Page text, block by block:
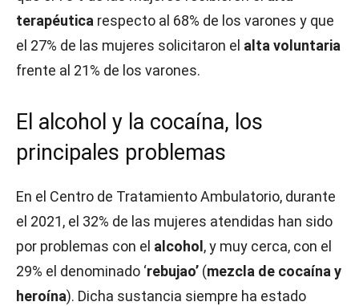
terapéutica respecto al 68% de los varones y que
el 27% de las mujeres solicitaron el alta voluntaria
frente al 21% de los varones.
El alcohol y la cocaína, los
principales problemas
En el Centro de Tratamiento Ambulatorio, durante
el 2021, el 32% de las mujeres atendidas han sido
por problemas con el alcohol , y muy cerca, con el
29% el denominado ‘rebujao’ (mezcla de cocaína y
heroína). Dicha sustancia siempre ha estado